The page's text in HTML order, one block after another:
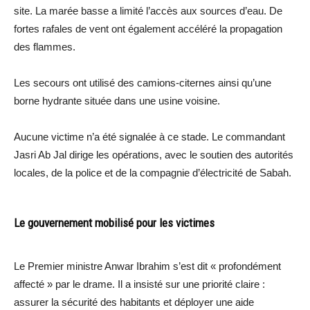
site. La marée basse a limité l’accès aux sources d’eau. De
fortes rafales de vent ont également accéléré la propagation
des flammes.
Les secours ont utilisé des camions-citernes ainsi qu’une
borne hydrante située dans une usine voisine.
Aucune victime n’a été signalée à ce stade. Le commandant
Jasri Ab Jal dirige les opérations, avec le soutien des autorités
locales, de la police et de la compagnie d’électricité de Sabah.
Le gouvernement mobilisé pour les victimes
Le Premier ministre Anwar Ibrahim s’est dit « profondément
affecté » par le drame. Il a insisté sur une priorité claire :
assurer la sécurité des habitants et déployer une aide